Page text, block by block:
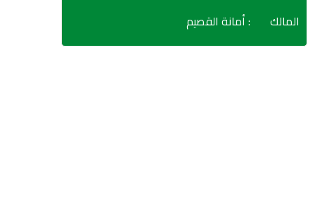
المالك : أمانة القصيم